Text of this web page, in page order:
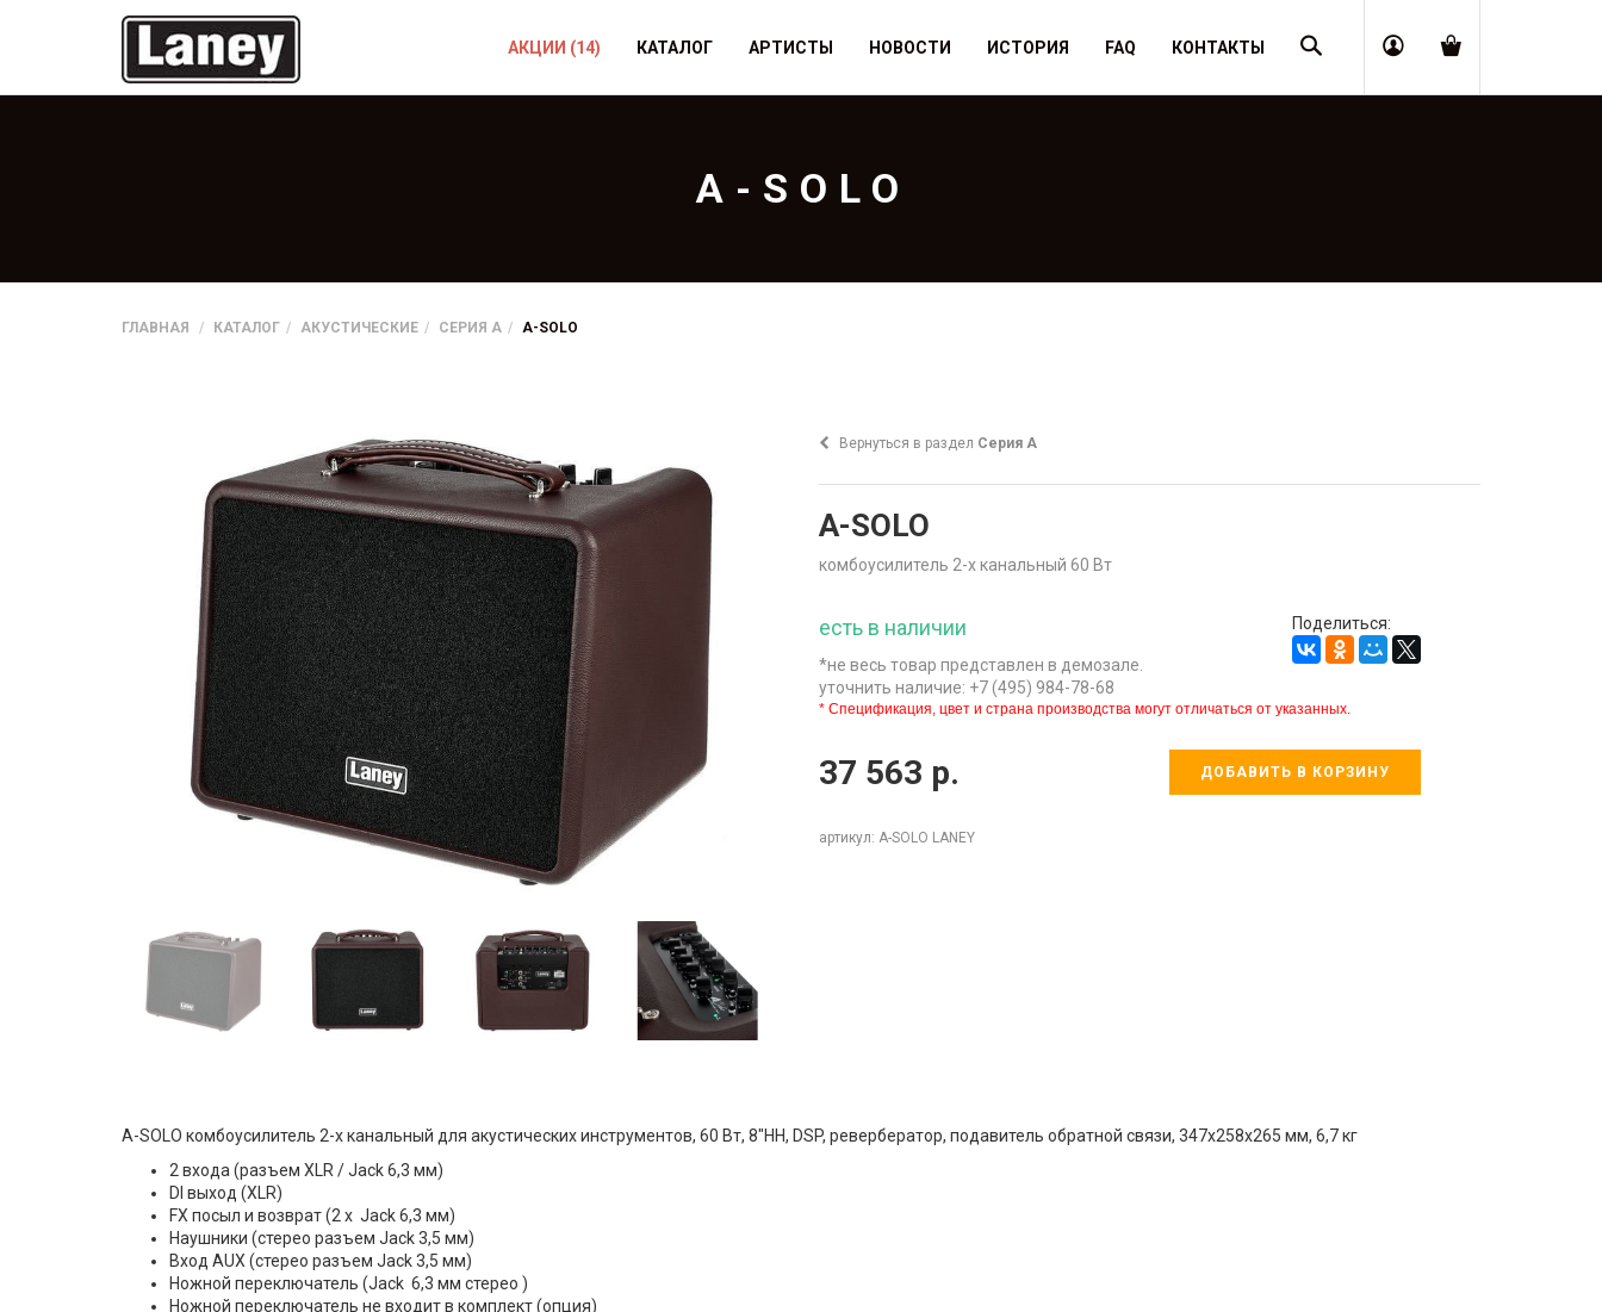
Поиск
АКЦИИ (14) КАТАЛОГ АРТИСТЫ НОВОСТИ ИСТОРИЯ FAQ КОНТАКТЫ
A-SOLO
ГЛАВНАЯ КАТАЛОГ АКУСТИЧЕСКИЕ СЕРИЯ A A-SOLO
Вернуться в раздел Серия A
A-SOLO
комбоусилитель 2-х канальный 60 Вт
Поделиться:
есть в наличии
*не весь товар представлен в демозале.
уточнить наличие: +7 (495) 984-78-68
* Спецификация, цвет и страна производства могут отличаться от указанных.
37 563 р. ДОБАВИТЬ В КОРЗИНУ
артикул: A-SOLO LANEY
A-SOLO комбоусилитель 2-х канальный для акустических инструментов, 60 Вт, 8"HH, DSP, ревербератор, подавитель обратной связи, 347x258x265 мм, 6,7 кг
2 входа (разъем XLR / Jack 6,3 мм)
DI выход (XLR)
FX посыл и возврат (2 х Jack 6,3 мм)
Наушники (стерео разъем Jack 3,5 мм)
Вход AUX (стерео разъем Jack 3,5 мм)
Ножной переключатель (Jack 6,3 мм стерео )
Ножной переключатель не входит в комплект (опция)